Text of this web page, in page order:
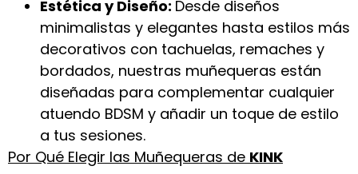
Estética y Diseño: Desde diseños
minimalistas y elegantes hasta estilos más
decorativos con tachuelas, remaches y
bordados, nuestras muñequeras están
diseñadas para complementar cualquier
atuendo BDSM y añadir un toque de estilo
a tus sesiones.
Por Qué Elegir las Muñequeras de KINK